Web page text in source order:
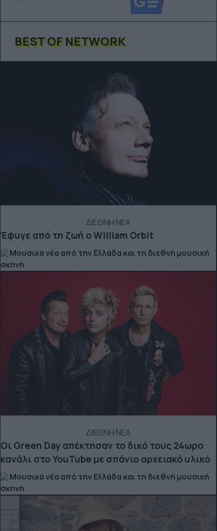
BEST OF NETWORK
ΔΙΕΘΝΗ ΝΕΑ
Έφυγε από τη ζωή ο William Orbit
Μουσικά νέα από την Ελλάδα και τη διεθνή μουσική
σκηνή
ΔΙΕΘΝΗ ΝΕΑ
Οι Green Day απέκτησαν το δικό τους 24ωρο
κανάλι στο YouTube με σπάνιο αρχειακό υλικό
Μουσικά νέα από την Ελλάδα και τη διεθνή μουσική
σκηνή